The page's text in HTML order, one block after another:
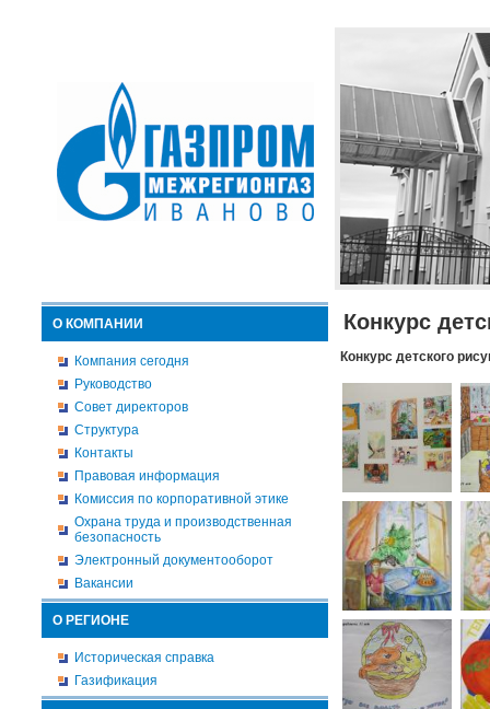
О КОМПАНИИ
Компания сегодня
Руководство
Совет директоров
Структура
Контакты
Правовая информация
Комиссия по корпоративной этике
Охрана труда и производственная
безопасность
Электронный документооборот
Вакансии
О РЕГИОНЕ
Историческая справка
Газификация
Конкурс
Конкурс детского